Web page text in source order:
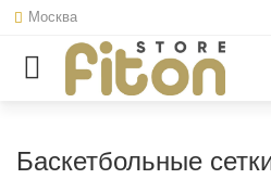
Москва
Баскетбольные